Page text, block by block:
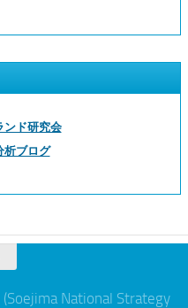
ンド研究会
析ブログ
National Strategy